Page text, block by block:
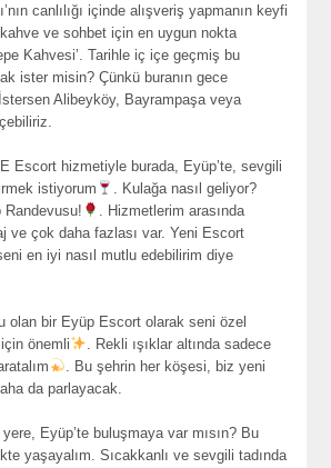
canlılığı içinde alışveriş yapmanın keyfi
ve sohbet için en uygun nokta
Kahvesi’. Tarihle iç içe geçmiş bu
ister misin? Çünkü buranın gece
Alibeyköy, Bayrampaşa veya
Escort hizmetiyle burada, Eyüp’te, sevgili
istiyorum
. Kulağa nasıl geliyor?
Randevusu!
. Hizmetlerim arasında
ve çok daha fazlası var. Yeni Escort
en iyi nasıl mutlu edebilirim diye
olan bir Eyüp Escort olarak seni özel
önemli
. Rekli ışıklar altında sadece
. Bu şehrin her köşesi, biz yeni
da parlayacak.
yere, Eyüp’te buluşmaya var mısın? Bu
yaşayalım. Sıcakkanlı ve sevgili tadında